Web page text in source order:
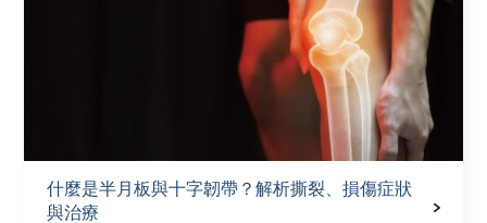
什麼是半月板與十字韌帶？解析撕裂、損傷症狀
與治療